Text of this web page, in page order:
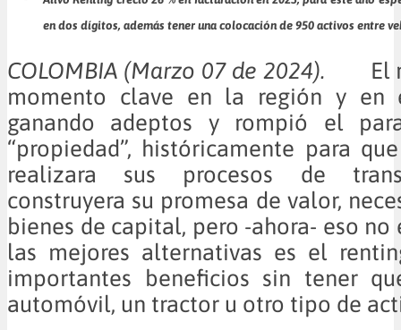
en dos dígitos, además tener una colocación de 950 activos entre
COLOMBIA (Marzo 07 de 2024). El
momento clave en la región y en
ganando adeptos y rompió el
“propiedad”, históricamente para
realizara sus procesos de
construyera su promesa de valor,
bienes de capital, pero -ahora- eso no
las mejores alternativas es el
importantes beneficios sin tener
automóvil, un tractor u otro tipo de